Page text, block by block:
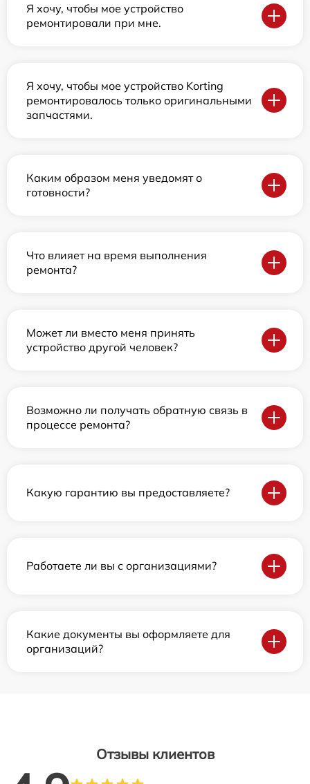
Я хочу, чтобы мое устройство
ремонтировали при мне.
Я хочу, чтобы мое устройство Korting
ремонтировалось только оригинальными
запчастями.
Каким образом меня уведомят о
готовности?
Что влияет на время выполнения
ремонта?
Может ли вместо меня принять
устройство другой человек?
Возможно ли получать обратную связь в
процессе ремонта?
Какую гарантию вы предоставляете?
Работаете ли вы с организациями?
Какие документы вы оформляете для
организаций?
Отзывы клиентов